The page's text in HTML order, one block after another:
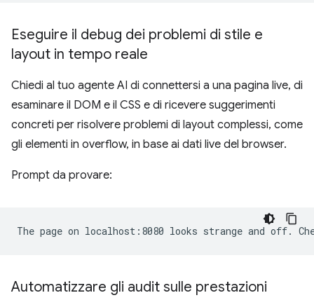
Eseguire il debug dei problemi di stile e
layout in tempo reale
Chiedi al tuo agente AI di connettersi a una pagina live, di
esaminare il DOM e il CSS e di ricevere suggerimenti
concreti per risolvere problemi di layout complessi, come
gli elementi in overflow, in base ai dati live del browser.
Prompt da provare:
Automatizzare gli audit sulle prestazioni